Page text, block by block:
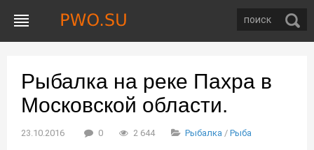
Рыбалка на реке Пахра в
Московской области.
23.10.2016 0 2 644 Рыбалка / Рыба